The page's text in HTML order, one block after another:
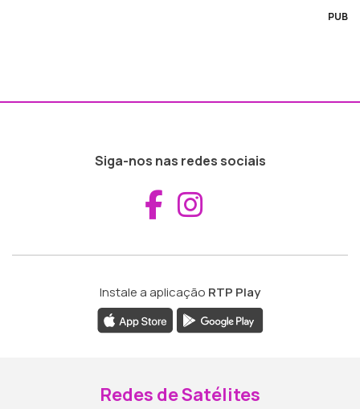
PUB
Siga-nos nas redes sociais
Aceder ao
Instale a aplicação RTP Play
Redes de Satélites